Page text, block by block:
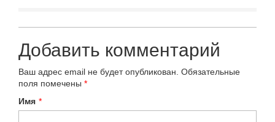
Добавить комментарий
Ваш адрес email не будет опубликован. Обязательные
поля помечены *
Имя *